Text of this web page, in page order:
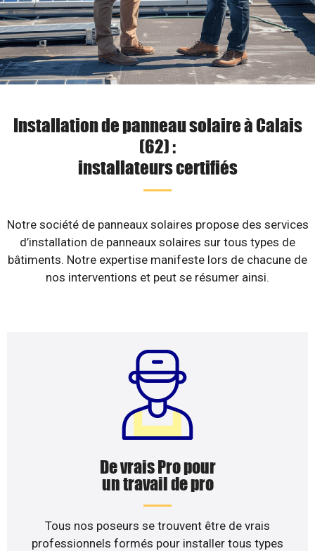
Installation de panneau solaire à Calais
(62) :
installateurs certifiés
Notre société de panneaux solaires propose des services
d’installation de panneaux solaires sur tous types de
bâtiments. Notre expertise manifeste lors de chacune de
nos interventions et peut se résumer ainsi.
De vrais Pro pour
un travail de pro
Tous nos poseurs se trouvent être de vrais
professionnels formés pour installer tous types